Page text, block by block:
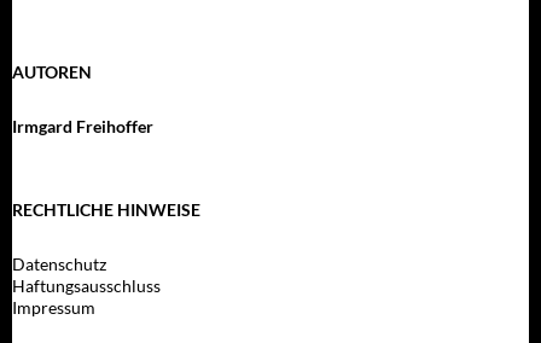
AUTOREN
Irmgard Freihoffer
RECHTLICHE HINWEISE
Datenschutz
Haftungsausschluss
Impressum